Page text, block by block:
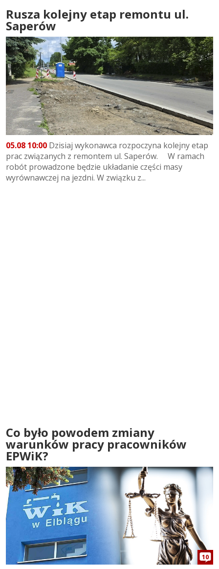
Rusza kolejny etap remontu ul.
Saperów
05.08 10:00 Dzisiaj wykonawca rozpoczyna kolejny etap
prac związanych z remontem ul. Saperów. W ramach
robót prowadzone będzie układanie części masy
wyrównawczej na jezdni. W związku z...
Co było powodem zmiany
warunków pracy pracowników
EPWiK?
10